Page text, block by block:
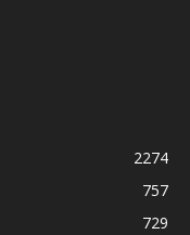
2274
757
729